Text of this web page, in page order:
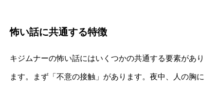
怖い話に共通する特徴
キジムナーの怖い話にはいくつかの共通する要素があり
ます。まず「不意の接触」があります。夜中、人の胸に